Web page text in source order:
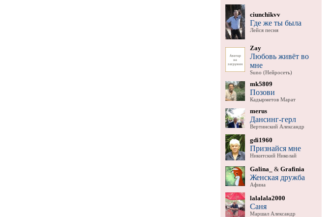
ciunchikvv
Где же ты была
Лейся песня
Zay
Любовь живёт во
мне
Suno (Нейросеть)
mk5809
Позови
Кадырметов Марат
merus
Дансинг-герл
Вертинский Александр
gdi1960
Признайся мне
Никитский Николай
Galina_ & Grafinia
Женская дружба
Афина
lalalala2000
Саня
Маршал Александр